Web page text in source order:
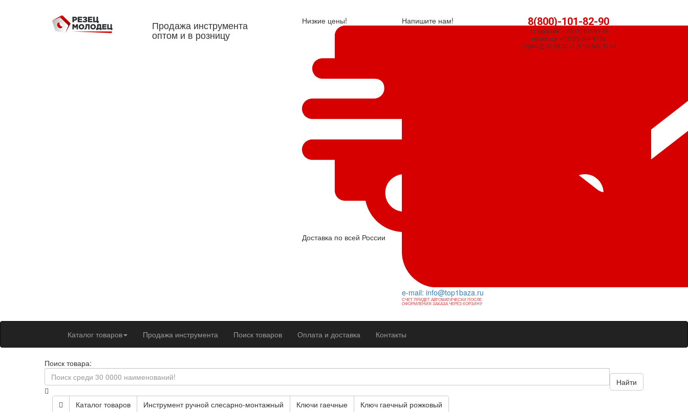
Продажа инструмента
оптом и в розницу
Низкие цены!
Доставка по всей России
Напишите нам!
e-mail: info@top1baza.ru
СЧЕТ ПРИДЕТ АВТОМАТИЧЕСКИ ПОСЛЕ
ОФОРМЛЕНИЯ ЗАКАЗА ЧЕРЕЗ КОРЗИНУ
8(800)-101-82-90
по заказам: +7(917)-836-91-54
по складу: +7(937)-544-47-76
+7(8442)-57-18-00 +7 (917) 849-37-14
Каталог товаров Продажа инструмента Поиск товаров Оплата и доставка Контакты
Поиск товара:
Найти
Каталог товаров Инструмент ручной слесарно-монтажный Ключи гаечные
Ключ гаечный рожковый